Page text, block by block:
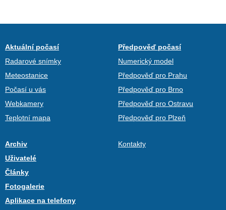
Aktuální počasí
Radarové snímky
Meteostanice
Počasí u vás
Webkamery
Teplotní mapa
Předpověď počasí
Numerický model
Předpověď pro Prahu
Předpověď pro Brno
Předpověď pro Ostravu
Předpověď pro Plzeň
Archiv
Uživatelé
Články
Fotogalerie
Aplikace na telefony
Kontakty